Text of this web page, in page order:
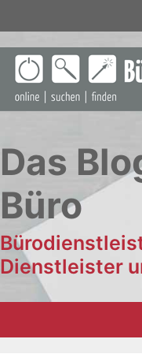
Inhalt
springen
Das
Büro
Dienstleister